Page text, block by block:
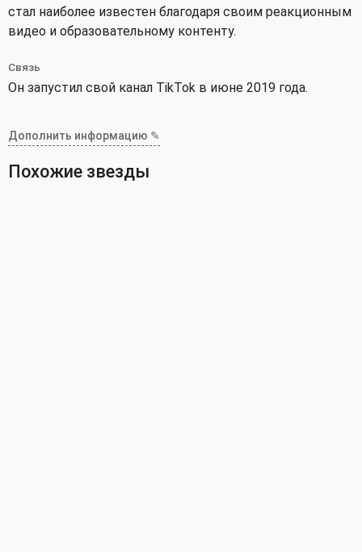
стал наиболее известен благодаря своим реакционным
видео и образовательному контенту.
Связь
Он запустил свой канал TikTok в июне 2019 года.
Дополнить информацию ✎
Похожие звезды